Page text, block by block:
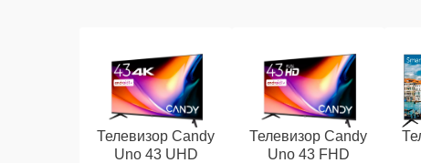
Телевизор Candy
Uno 43 UHD
Телевизор Candy
Uno 43 FHD